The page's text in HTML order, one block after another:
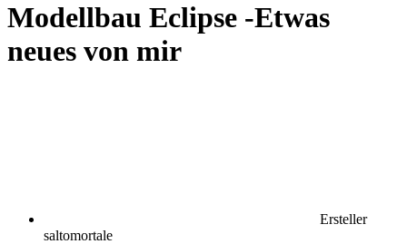
Modellbau Eclipse -Etwas
neues von mir
Ersteller
saltomortale